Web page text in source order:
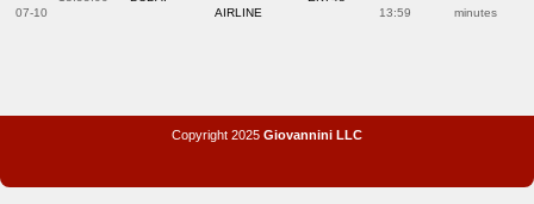
07-10 AIRLINE 13:59 minutes
Copyright 2025 Giovannini LLC